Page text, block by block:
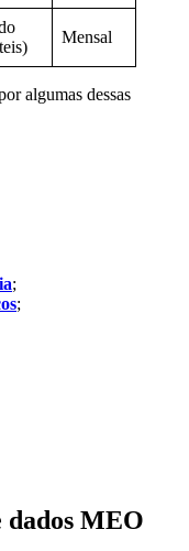
Mensal
algumas dessas
;
;
MEO